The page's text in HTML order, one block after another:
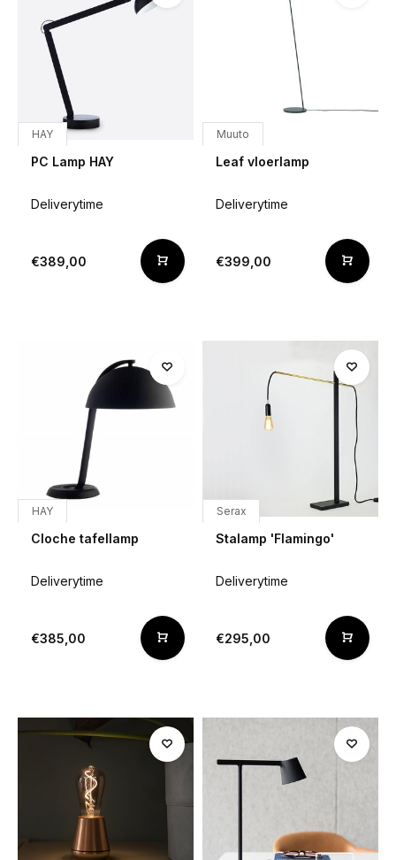
HAY
PC Lamp HAY
Deliverytime
€389,00
Muuto
Leaf vloerlamp
Deliverytime
€399,00
HAY
Cloche tafellamp
Deliverytime
€385,00
Serax
Stalamp 'Flamingo'
Deliverytime
€295,00